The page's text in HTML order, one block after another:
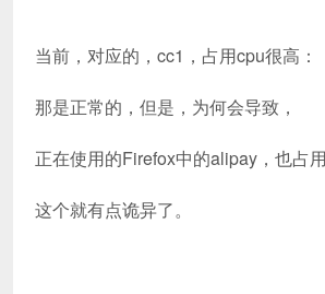
当前，对应的，cc1，占用cpu很高：
那是正常的，但是，为何会导致，
正在使用的Firefox中的alipay，也占
这个就有点诡异了。